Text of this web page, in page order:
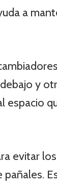
a
y
espacio
evitar